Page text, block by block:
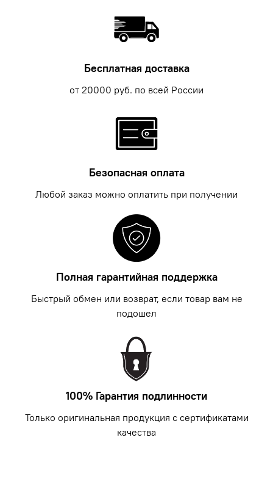
Бесплатная доставка
от 20000 руб. по всей России
Безопасная оплата
Любой заказ можно оплатить при получении
Полная гарантийная поддержка
Быстрый обмен или возврат, если товар вам не
подошел
100% Гарантия подлинности
Только оригинальная продукция с сертификатами
качества